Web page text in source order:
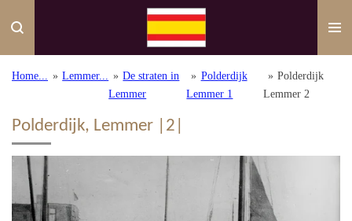
direct
de
Home... » Lemmer... » De straten in
Lemmer
» Polderdijk
Lemmer 1
» Polderdijk
Lemmer 2
Polderdijk, Lemmer |2|